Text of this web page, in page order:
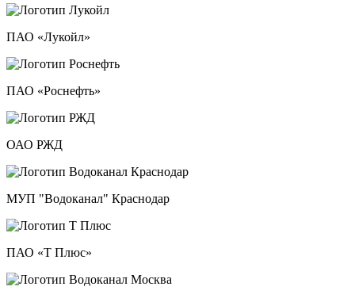
ПАО «Лукойл»
ПАО «Роснефть»
ОАО РЖД
МУП "Водоканал" Краснодар
ПАО «Т Плюс»